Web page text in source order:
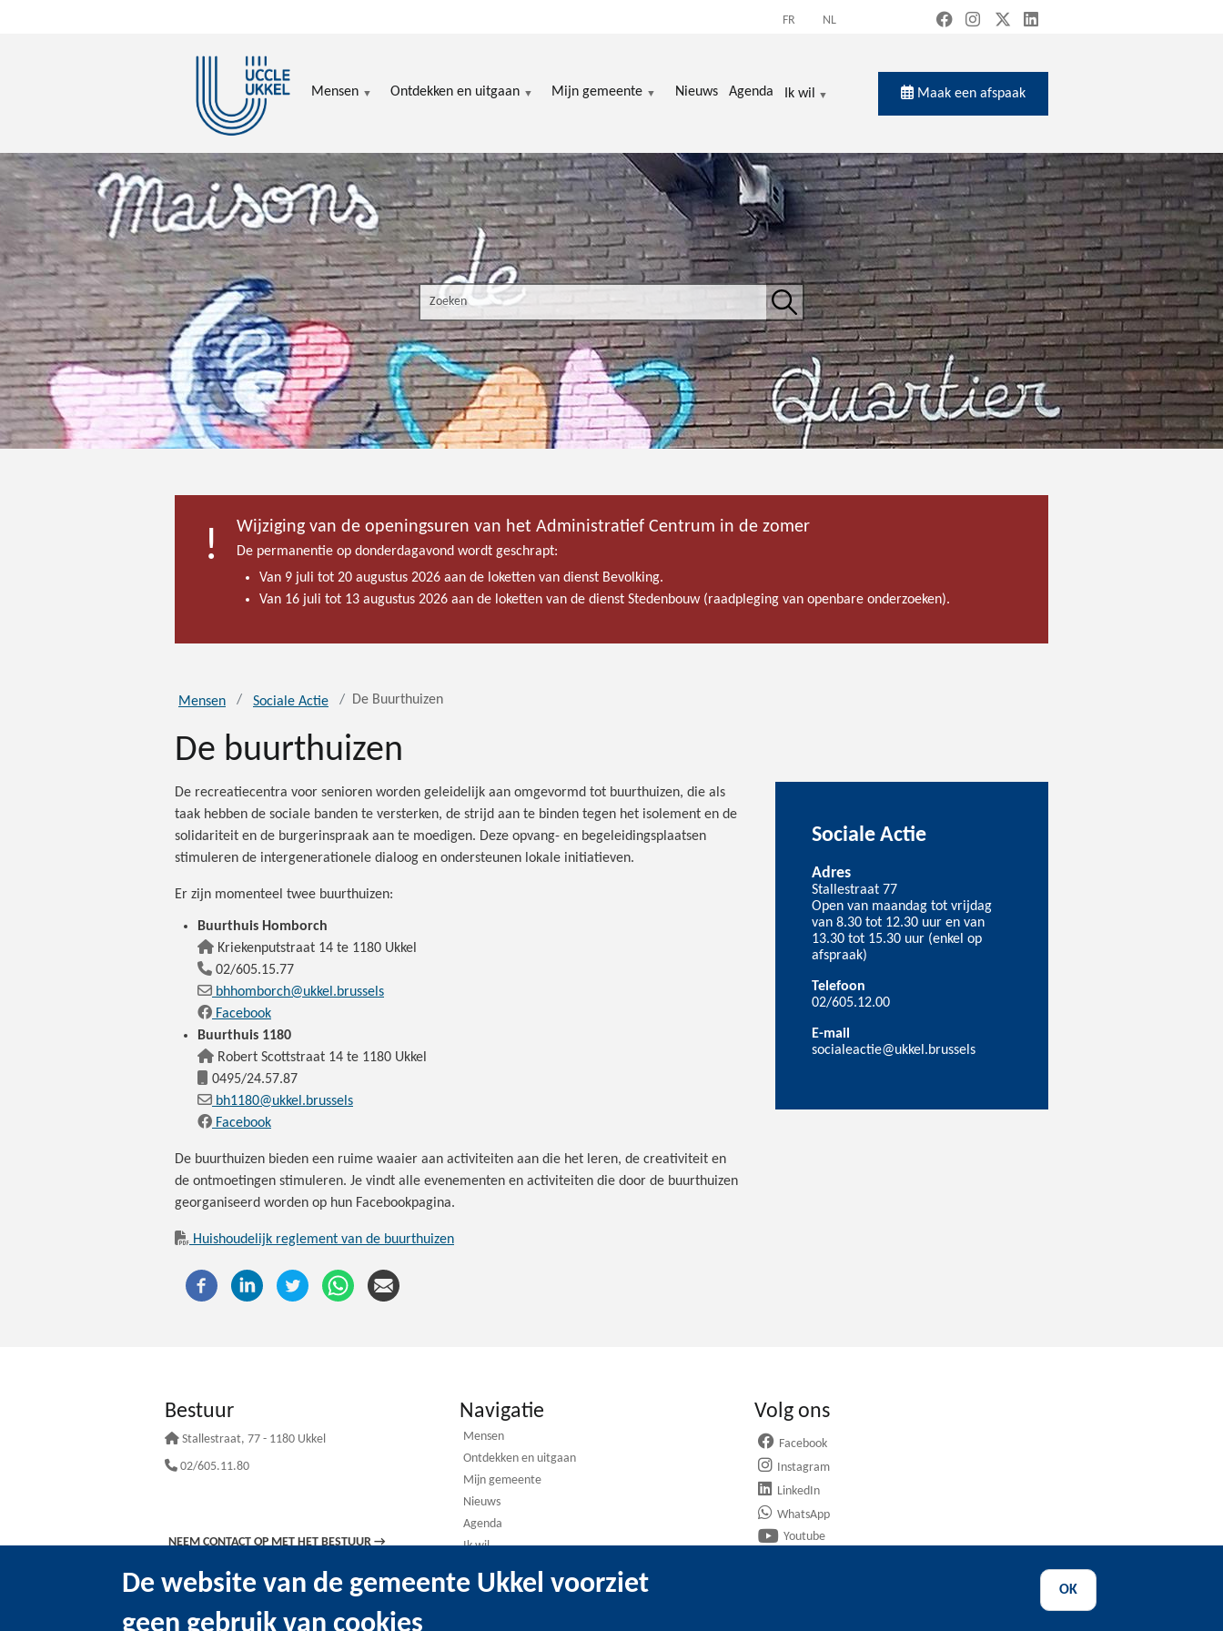
FR NL
Mensen Ontdekken en uitgaan Mijn gemeente Nieuws Agenda Ik wil Maak een afspaak
Search the site
Zoeken
Wijziging van de openingsuren van het Administratief Centrum in de zomer
De permanentie op donderdagavond wordt geschrapt:
Van 9 juli tot 20 augustus 2026 aan de loketten van dienst Bevolking.
Van 16 juli tot 13 augustus 2026 aan de loketten van de dienst Stedenbouw (raadpleging van openbare onderzoeken).
Mensen Sociale Actie De Buurthuizen
De buurthuizen
De recreatiecentra voor senioren worden geleidelijk aan omgevormd tot buurthuizen, die als
taak hebben de sociale banden te versterken, de strijd aan te binden tegen het isolement en de
solidariteit en de burgerinspraak aan te moedigen. Deze opvang- en begeleidingsplaatsen
stimuleren de intergenerationele dialoog en ondersteunen lokale initiatieven.
Er zijn momenteel twee buurthuizen:
Buurthuis Homborch
Kriekenputstraat 14 te 1180 Ukkel
02/605.15.77
bhhomborch@ukkel.brussels
Facebook
Buurthuis 1180
Robert Scottstraat 14 te 1180 Ukkel
0495/24.57.87
bh1180@ukkel.brussels
Facebook
De buurthuizen bieden een ruime waaier aan activiteiten aan die het leren, de creativiteit en
de ontmoetingen stimuleren. Je vindt alle evenementen en activiteiten die door de buurthuizen
georganiseerd worden op hun Facebookpagina.
Huishoudelijk reglement van de buurthuizen
Sociale Actie
Adres
Stallestraat 77
Open van maandag tot vrijdag
van 8.30 tot 12.30 uur en van
13.30 tot 15.30 uur (enkel op
afspraak)
Telefoon
02/605.12.00
E-mail
socialeactie@ukkel.brussels
Bestuur
Stallestraat, 77 - 1180 Ukkel
02/605.11.80
NEEM CONTACT OP MET HET BESTUUR→
Navigatie
Mensen
Ontdekken en uitgaan
Mijn gemeente
Nieuws
Agenda
Ik wil
Volg ons
Facebook
Instagram
LinkedIn
WhatsApp
Youtube
De website van de gemeente Ukkel voorziet
geen gebruik van cookies
OK